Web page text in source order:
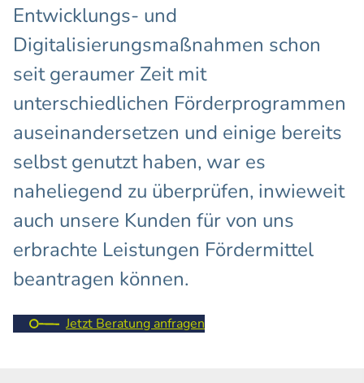
Entwicklungs- und
Digitalisierungsmaßnahmen schon
seit geraumer Zeit mit
unterschiedlichen Förderprogrammen
auseinandersetzen und einige bereits
selbst genutzt haben, war es
naheliegend zu überprüfen, inwieweit
auch unsere Kunden für von uns
erbrachte Leistungen Fördermittel
beantragen können.
Jetzt Beratung anfragen